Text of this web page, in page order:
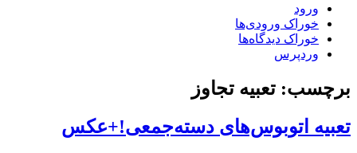
ورود
خوراک ورودی‌ها
خوراک دیدگاه‌ها
وردپرس
برچسب: تعبیه تجاوز
تعبیه اتوبوس‌های دسته‌جمعی‌!+عکس